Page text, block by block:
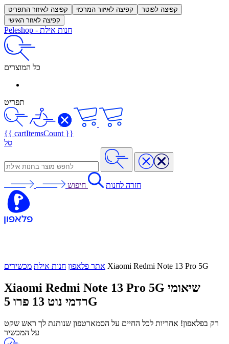
קפיצה לאיזור התפריט קפיצה לאיזור המרכזי
קפיצה לפוטר
קפיצה לאזור האישי
Peleshop - חנות אילת
כל המוצרים
תפריט
{{ cartItemsCount }}
סל
חזרה לחנות חיפוש
אתר פלאפון חנות אילת מכשירים Xiaomi Redmi Note 13 Pro 5G
Xiaomi Redmi Note 13 Pro 5G שיאומי
רדמי נוט 13 פרו 5G
רק בפלאפון! אחריות לכל החיים על הסמארטפון שנותנת לך ראש שקט
על המכשיר